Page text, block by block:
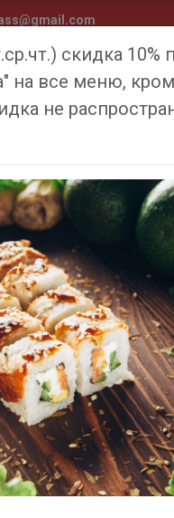
и оплата Медиа
О компании
Ресторан
Компания
также
отношению
скидка 10%
на все меню,
не